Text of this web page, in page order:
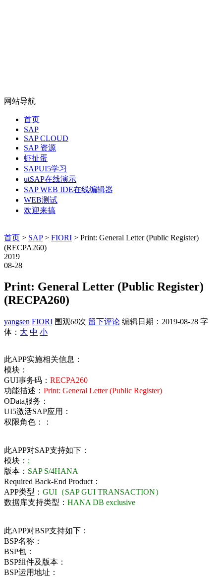
网站导航
首页
SAP
SAP CLOUD
SAP 资源
虾扯蛋
SAPUI5学习
utSAP在线演示
SAP WEB IDE在线编辑器
WEB测试
欢迎来搞
首页 > SAP> FIORI > Print: General Letter (Public Register)
(RECPA260)
2019
08-28
Print: General Letter (Public Register)
(RECPA260)
yangsen FIORI 围观60次 留下评论 编辑日期： 2019-08-28 字
体： 大 中 小
此APP实施相关信息：
模块：
GUI事务码： RECPA260
功能描述： Print: General Letter (Public Register)
OData服务：
UI5激活SAP应用：
权限角色：：
此APP对SAP支持如下：
模块： ;
版本： SAP S/4HANA
Required Back-End Product：
APP类型： GUI（SAP GUI TRANSACTION）
数据库支持类型： HANA DB exclusive
此APP对BSP支持如下：
BSP名称：
BSP包：
BSP组件及版本：
BSP运用地址：